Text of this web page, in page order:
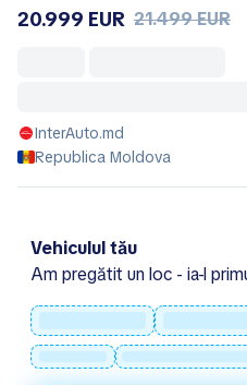
20.999 EUR 21.499 EUR
InterAuto.md
Republica Moldova
Vehiculul tău
Am pregătit un loc - ia-l